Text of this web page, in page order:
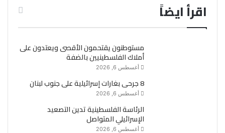
اقرأ ايضاً
مستوطنون يقتحمون الأقصى ويعتدون على
أملاك الفلسطينيين بالضفة
أغسطس 6, 2026
8 جرحى بغارات إسرائيلية على جنوب لبنان
أغسطس 6, 2026
الرئاسة الفلسطينية تدين التصعيد
الإسرائيلي المتواصل
أغسطس 6, 2026